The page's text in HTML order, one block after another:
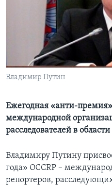
Learning English
СОЦИАЛЬНЫЕ СЕТИ
Владимир Путин
Ежегодная «анти-премия»
международной
расследователей в
Владимиру Путину
года» OCCRP –
репортеров,